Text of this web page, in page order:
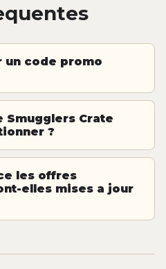
un code promo
Smugglers Crate
?
les offres
elles mises a jour